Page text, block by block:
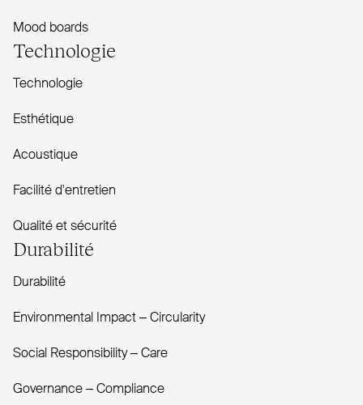
Mood boards
Technologie
Technologie
Esthétique
Acoustique
Facilité d'entretien
Qualité et sécurité
Durabilité
Durabilité
Envi­ronmental Impact – Cir­cularity
Social Responsibility – Care
Governance – Com­pliance